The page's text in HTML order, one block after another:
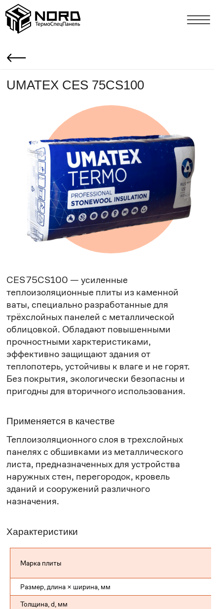
Характеристики
Применяется в качестве
Теплоизоляционного слоя в трехслойных
панелях с обшивками из металлического
листа, предназначенных для устройства
наружных стен, перегородок, кровель
назначения.
CES 75CS100 — усиленные
теплоизоляционные плиты из каменной
ваты, специально разработанные для
облицовкой. Обладают повышенными
прочностными харктеристиками,
эффективно защищают здания от
теплопотерь, устойчивы к влаге и не горят.
Без покрытия, экологически безопасны и
пригодны для вторичного использования.
Марка плиты
Размер, длина × ширина, мм
Толщина, d, мм